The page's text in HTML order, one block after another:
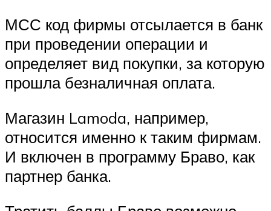
МСС код фирмы отсылается в банк
при проведении операции и
определяет вид покупки, за которую
прошла безналичная оплата.
Магазин Lamoda, например,
относится именно к таким фирмам.
И включен в программу Браво, как
партнер банка.